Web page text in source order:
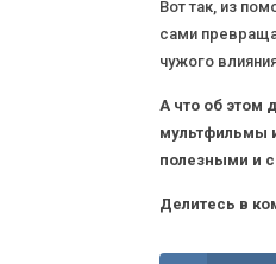
Вот так, из
сами
чужого
А что об этом
мультфильмы
полезными и
Делитесь в